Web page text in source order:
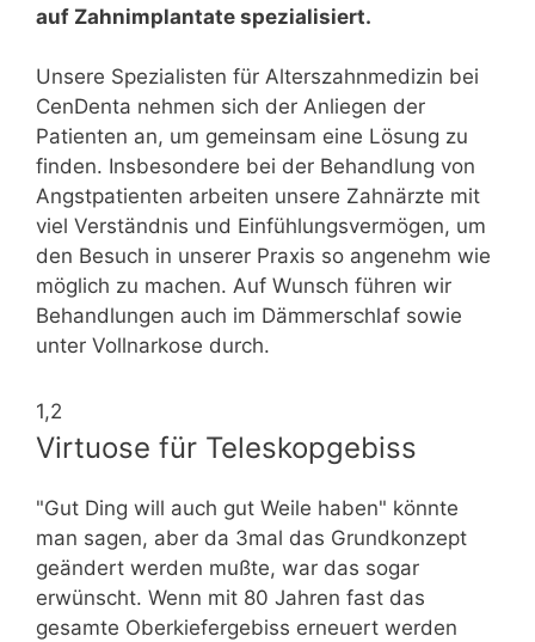
auf Zahnimplantate spezialisiert.
Unsere Spezialisten für Alterszahnmedizin bei
CenDenta nehmen sich der Anliegen der
Patienten an, um gemeinsam eine Lösung zu
finden. Insbesondere bei der Behandlung von
Angstpatienten arbeiten unsere Zahnärzte mit
viel Verständnis und Einfühlungsvermögen, um
den Besuch in unserer Praxis so angenehm wie
möglich zu machen. Auf Wunsch führen wir
Behandlungen auch im Dämmerschlaf sowie
unter Vollnarkose durch.
1,2
Virtuose für Teleskopgebiss
"Gut Ding will auch gut Weile haben" könnte
man sagen, aber da 3mal das Grundkonzept
geändert werden mußte, war das sogar
erwünscht. Wenn mit 80 Jahren fast das
gesamte Oberkiefergebiss erneuert werden